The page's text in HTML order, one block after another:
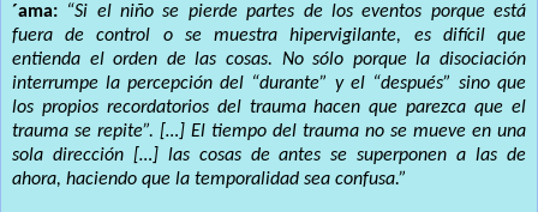
´ama: “Si el niño se pierde partes de los eventos porque está
fuera de control o se muestra hipervigilante, es difícil que
entienda el orden de las cosas. No sólo porque la disociación
interrumpe la percepción del “durante” y el “después” sino que
los propios recordatorios del trauma hacen que parezca que el
trauma se repite”. […] El tiempo del trauma no se mueve en una
sola dirección […] las cosas de antes se superponen a las de
ahora, haciendo que la temporalidad sea confusa.”